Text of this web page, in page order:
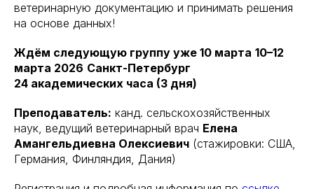
ветеринарную документацию и принимать решения
на основе данных!
Ждём следующую группу уже 10 марта 10–12
марта 2026 Санкт-Петербург
24 академических часа (3 дня)
Преподаватель: канд. сельскохозяйственных
наук, ведущий ветеринарный врач Елена
Амангельдиевна Олексиевич (стажировки: США,
Германия, Финляндия, Дания)